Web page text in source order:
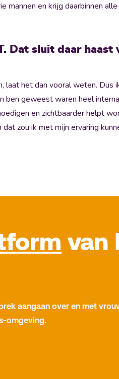
en krijg daarbinnen
Dat sluit daar haast
laat het dan vooral weten. Dus
ben geweest waren heel
en zichtbaarder helpt
zou ik met mijn ervaring
van
aangaan over en met
omgeving.